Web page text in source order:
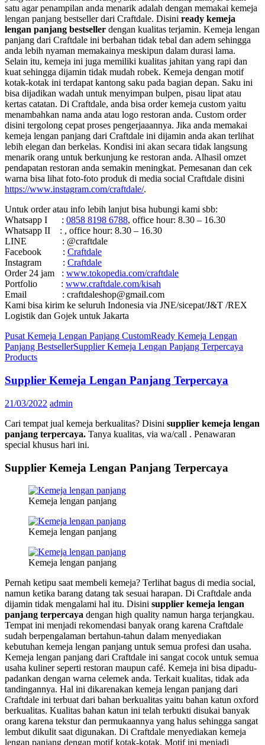
satu agar penampilan anda menarik adalah dengan memakai kemeja
lengan panjang bestseller dari Craftdale. Disini ready kemeja
lengan panjang bestseller dengan kualitas terjamin. Kemeja lengan
panjang dari Craftdale ini berbahan tidak tebal dan adem sehingga
anda lebih nyaman memakainya meskipun dalam durasi lama.
Selain itu, kemeja ini juga memiliki kualitas jahitan yang rapi dan
kuat sehingga dijamin tidak mudah robek. Kemeja dengan motif
kotak-kotak ini terdapat kantong saku pada bagian depan. Saku ini
bisa dijadikan wadah untuk menyimpan bulpen, pisau lipat atau
kertas catatan. Di Craftdale, anda bisa order kemeja custom yaitu
menambahkan nama anda atau logo restoran anda. Custom order
disini tergolong cepat proses pengerjaaannya. Jika anda memakai
kemeja lengan panjang dari Craftdale ini dijamin anda akan terlihat
lebih elegan dan berkelas. Kondisi ini akan secara tidak langsung
menarik orang untuk berkunjung ke restoran anda. Alhasil omzet
pendapatan restoran anda semakin meningkat. Pemesanan dan cek
warna bisa lihat foto-foto produk di media social Craftdale disini
https://www.instagram.com/craftdale/.
Untuk order atau info lebih lanjut bisa hubungi kami sbb:
Whatsapp I : 0858 8198 6788, office hour: 8.30 – 16.30
Whatsapp II : , office hour: 8.30 – 16.30
LINE : @craftdale
Facebook : Craftdale
Instagram : Craftdale
Order 24 jam : www.tokopedia.com/craftdale
Portfolio : www.craftdale.com/kisah
Email : craftdaleshop@gmail.com
Kami bisa kirim ke seluruh Indonesia via JNE/sicepat/J&T /REX
Logistik dan Gojek untuk Jakarta
Pusat Kemeja Lengan Panjang CustomReady Kemeja Lengan
Panjang BestsellerSupplier Kemeja Lengan Panjang Terpercaya
Products
Supplier Kemeja Lengan Panjang Terpercaya
21/03/2022 admin
Cari tempat jual kemeja berkualitas? Disini supplier kemeja lengan
panjang terpercaya. Tanya kualitas, via wa/call . Penawaran
special khusus hari ini.
Supplier Kemeja Lengan Panjang Terpercaya
Kemeja lengan panjang
Kemeja lengan panjang
Kemeja lengan panjang
Pernah ketipu saat membeli kemeja? Terlihat bagus di media social,
namun ketika barang datang tak sesuai harapan. Di Craftdale anda
dijamin tidak mengalami hal itu. Disini supplier kemeja lengan
panjang terpercaya dengan high quality namun harga terjangkau.
Tempat ini menjadi rekomendasi banyak orang karena Craftdale
sudah berpengalaman bertahun-tahun dalam menyediakan
kebutuhan kemeja lengan panjang untuk semua profesi dan usaha.
Kemeja lengan panjang dari Craftdale ini sangat cocok untuk semua
usaha kuliner seperti restoran maupun café. Kemeja ini bisa dipadu-
padankan dengan warna celemek anda. Terkait kualitas, tidak ada
tandingannya. Hal ini dikarenakan kemeja lengan panjang dari
Craftdale ini terbuat dari bahan berkualitas yaitu bahan katun oxford
berkualitas. Kualitas bahan katun ini telah terbukti disukai banyak
orang karena tekstur dan permukaannya yang halus sehingga sangat
lembut dikulit saat digunakan. Di Craftdale menyediakan kemeja
lengan panjang dengan motif kotak-kotak. Motif ini menjadi